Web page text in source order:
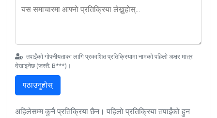
तपाईंको गोपनीयताका लागि प्रकाशित प्रतिक्रियामा नामको पहिलो अक्षर मात्र
देखाइनेछ (जस्तै: B***)।
पठाउनुहोस्
अहिलेसम्म कुनै प्रतिक्रिया छैन। पहिलो प्रतिक्रिया तपाईंको हुन